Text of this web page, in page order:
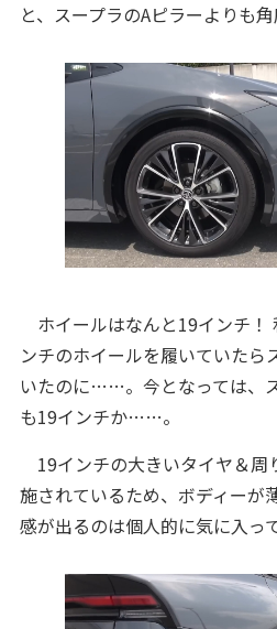
と、スープラのAピラーよりも
ホイールはなんと19インチ！
ンチのホイールを履いていたら
いたのに……。今となっては、
も19インチか……。
19インチの大きいタイヤ＆周
施されているため、ボディーが
感が出るのは個人的に気に入っ